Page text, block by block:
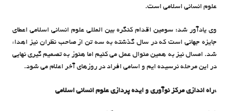
علوم انسانی اسلامی است.
وی یادآور شد: سومین اقدام کنگره بین المللی علوم انسانی اسلامی اعطای
جایزه جهانی است که در سال گذشته به سه تن از صاحب نظران نیز اهداء
شد. امسال نیز به همین منوال عمل می کنیم اما هنوز به تصمیم گیری نهایی
در این مرحله نرسیده ایم و اسامی افراد در روزهای آخر اعلام می شود.
*راه اندازی مرکز نوآوری و ایده پردازی علوم انسانی اسلامی